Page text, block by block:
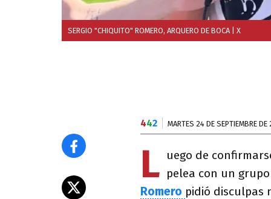
SERGIO "CHIQUITO" ROMERO, ARQUERO DE BOCA | X
442 MARTES 24 DE SEPTIEMBRE
L uego de
pelea con un
Romero pidió disculpas